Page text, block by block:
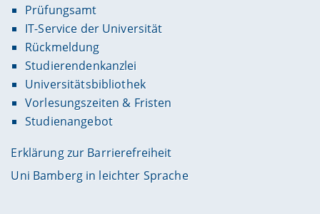
Prüfungsamt
IT-Service der Universität
Rückmeldung
Studierendenkanzlei
Universitätsbibliothek
Vorlesungszeiten & Fristen
Studienangebot
Erklärung zur Barrierefreiheit
Uni Bamberg in leichter Sprache